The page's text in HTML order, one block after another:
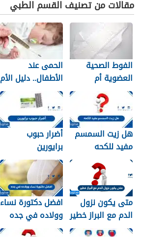
مقالات من تصنيف القسم الطبي
الفوط الصحية
العضوية أم
التقليدية؟ دليلك
لاختيار النوع
الأنسب لبشرتك
الحمى عند
الأطفال.. دليل الأم
للتعامل الآمن في
المنزل
هل زيت السمسم
مفيد للكحه
أضرار حبوب
برايورين
متى يكون نزول
الدم مع البراز خطير
افضل دكتورة نساء
وولاده في جده
2026